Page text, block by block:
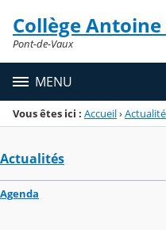
Menu de la rubrique
Contenu
Collège
Pont-de-Vaux
MENU
Vous êtes ici : Accueil›
Actualités
Agenda